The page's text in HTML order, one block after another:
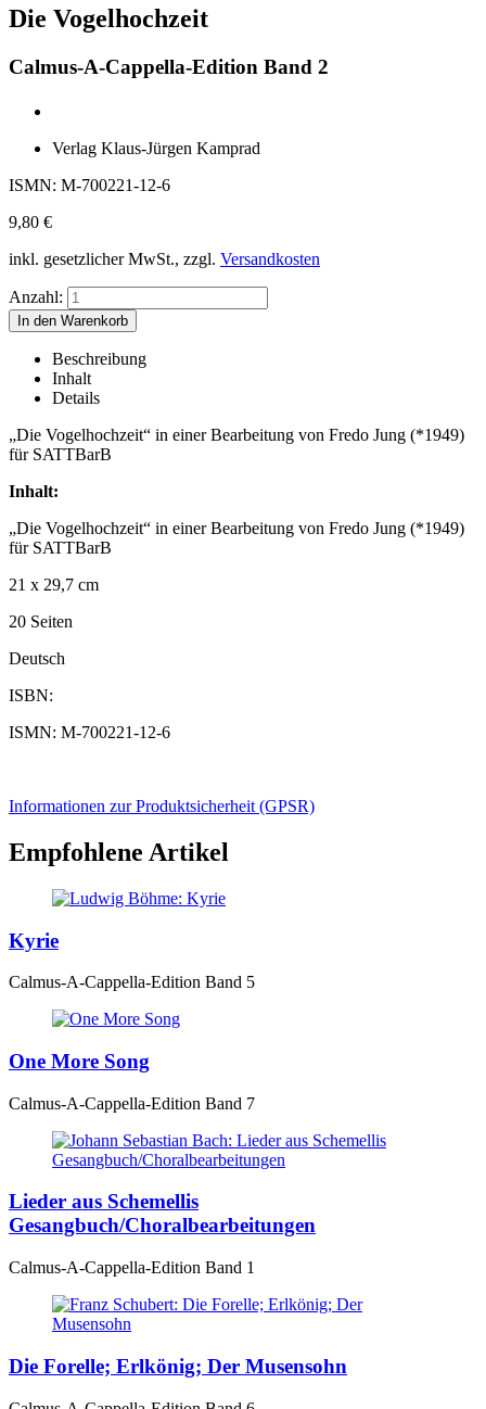
Die Vogelhochzeit
Calmus-A-Cappella-Edition Band 2
Verlag Klaus-Jürgen Kamprad
ISMN: M-700221-12-6
9,80 €
inkl. gesetzlicher MwSt., zzgl. Versandkosten
Anzahl:
Beschreibung
Inhalt
Details
„Die Vogelhochzeit“ in einer Bearbeitung von Fredo Jung (*1949)
für SATTBarB
Inhalt:
„Die Vogelhochzeit“ in einer Bearbeitung von Fredo Jung (*1949)
für SATTBarB
21 x 29,7 cm
20 Seiten
Deutsch
ISBN:
ISMN: M-700221-12-6
Informationen zur Produktsicherheit (GPSR)
Empfohlene Artikel
Kyrie
Calmus-A-Cappella-Edition Band 5
One More Song
Calmus-A-Cappella-Edition Band 7
Lieder aus Schemellis
Gesangbuch/Choralbearbeitungen
Calmus-A-Cappella-Edition Band 1
Die Forelle; Erlkönig; Der Musensohn